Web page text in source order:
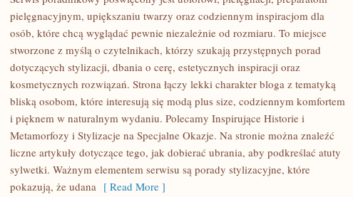
ZAKUPY
PLUS
SIZE
pielęgnacyjnym, upiększaniu twarzy oraz codziennym inspiracjom dla
osób, które chcą wyglądać pewnie niezależnie od rozmiaru. To miejsce
stworzone z myślą o czytelnikach, którzy szukają przystępnych porad
dotyczących stylizacji, dbania o cerę, estetycznych inspiracji oraz
kosmetycznych rozwiązań. Strona łączy lekki charakter bloga z tematyką
bliską osobom, które interesują się modą plus size, codziennym komfortem
i pięknem w naturalnym wydaniu. Polecamy Inspirujące Historie i
Metamorfozy i Stylizacje na Specjalne Okazje. Na stronie można znaleźć
liczne artykuły dotyczące tego, jak dobierać ubrania, aby podkreślać atuty
sylwetki. Ważnym elementem serwisu są porady stylizacyjne, które
pokazują, że udana [ Read More ]